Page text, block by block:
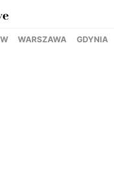
WARSZAWA GDYNIA